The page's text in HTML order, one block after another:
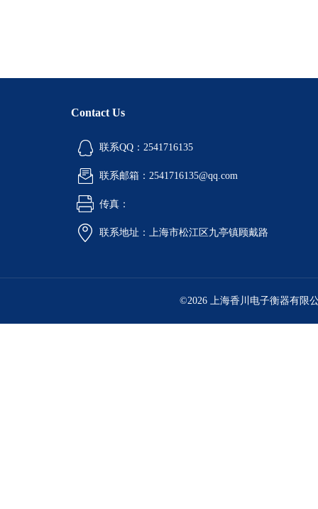
Contact Us
联系QQ：2541716135
联系邮箱：2541716135@qq.com
传真：
联系地址：上海市松江区九亭镇顾戴路
©2026 上海香川电子衡器有限